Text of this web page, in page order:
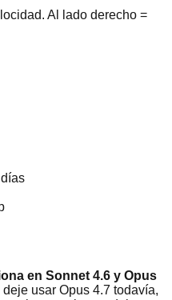
Al lado derecho =
en Sonnet 4.6 y Opus
usar Opus 4.7 todavía,